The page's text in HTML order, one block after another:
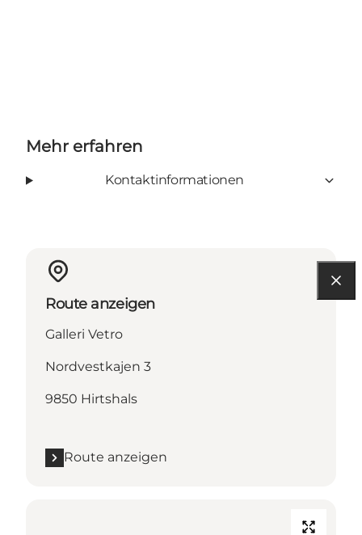
Mehr erfahren
Kontaktinformationen
Route anzeigen
Galleri Vetro
Nordvestkajen 3
9850 Hirtshals
Route anzeigen